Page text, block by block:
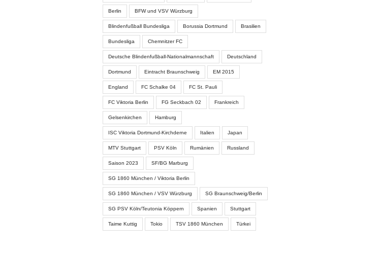
Berlin BFW und VSV Würzburg
Blindenfußball Bundesliga Borussia Dortmund Brasilien
Bundesliga Chemnitzer FC
Deutsche Blindenfußball-Nationalmannschaft Deutschland
Dortmund Eintracht Braunschweig EM 2015
England FC Schalke 04 FC St. Pauli
FC Viktoria Berlin FG Seckbach 02 Frankreich
Gelsenkirchen Hamburg
ISC Viktoria Dortmund-Kirchderne Italien Japan
MTV Stuttgart PSV Köln Rumänien Russland
Saison 2023 SF/BG Marburg
SG 1860 München / Viktoria Berlin
SG 1860 München / VSV Würzburg SG Braunschweig/Berlin
SG PSV Köln/Teutonia Köppern Spanien Stuttgart
Taime Kuttig Tokio TSV 1860 München Türkei